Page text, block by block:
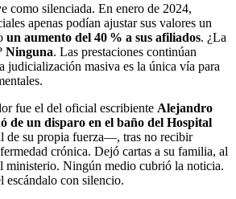
como silenciada. En enero de 2024,
apenas podían ajustar sus valores un
un aumento del 40 % a sus afiliados. ¿La
Ninguna. Las prestaciones continúan
judicialización masiva es la única vía para
fue el del oficial escribiente Alejandro
de un disparo en el baño del Hospital
de su propia fuerza—, tras no recibir
crónica. Dejó cartas a su familia, al
ministerio. Ningún medio cubrió la noticia.
escándalo con silencio.